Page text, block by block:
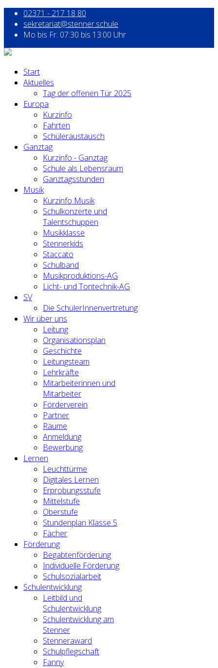
02371 - 217 18 80
sekretariat@stenner.schule
Mo bis Fr: 07:30 bis 13:00 Uhr
Start
Aktuelles
Tag der offenen Tür 2025
Europa
Kurzinfo
Fahrten
Schüleraustausch
Ganztag
Kurzinfo - Ganztag
Schule als Lebensraum
Ganztagsstunden
Musik
Kurzinfo Musik
Schulkonzerte und
Talentschuppen
Musikklasse
Stennerkids
Staccato
Schulband
Musikproduktions-AG
Licht- und Tontechnik-AG
SV
Die SchülerInnenvertretung
Wir über uns
Leitung
Organisationsplan
Geschichte
Leitungsteam
Lehrkräfte
Mitarbeiterinnen und
Mitarbeiter
Förderverein
Partner
Räume
Anmeldung
Bewerbung
Lernen
Leuchttürme
Digitales Lernen
Erprobungsstufe
Mittelstufe
Oberstufe
Stundenplan Klasse 5
Fächer
Förderung
Begabtenförderung
Individuelle Förderung
Schulsozialarbeit
Schulentwicklung
Leitbild und
Schulentwicklung
Schulentwicklung am
Stenner
Stenneraward
Schulpflegschaft
Fanny